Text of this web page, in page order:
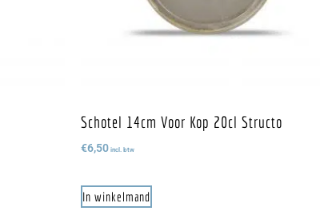
Schotel 14cm Voor Kop 20cl Structo
€6,50 incl. btw
In winkelmand